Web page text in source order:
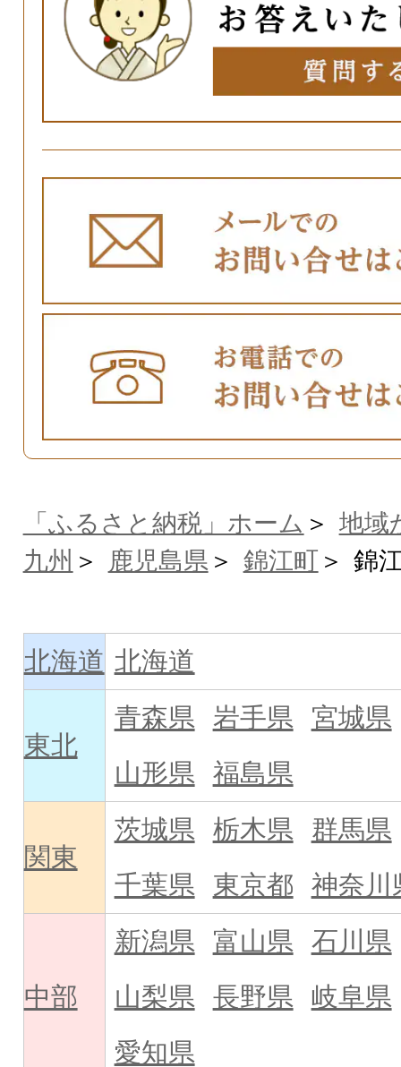
「ふるさと納税」ホーム
地域
九州
鹿児島県 錦江町 錦
北海道 北海道
東北
青森県 岩手県
宮城県
山形県 福島県
関東
茨城県 栃木県
群馬県
千葉県
東京都 神奈川
中部
新潟県 富山県 石川県
山梨県 長野県 岐阜県
愛知県